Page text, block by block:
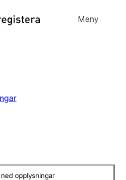
til
Meny
ned opplysningar